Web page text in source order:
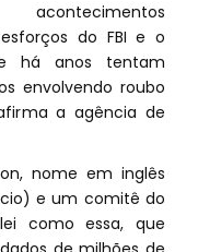
do FBI e o
há anos tentam
envolvendo roubo
a agência de
nome em inglês
e um comitê do
como essa, que